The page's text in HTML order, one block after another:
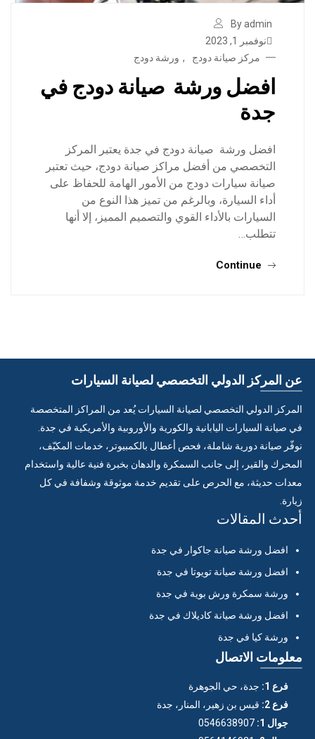
By admin
نوفمبر 1, 2023
مركز صيانة دودج
, ورشة دودج
افضل ورشة صيانة دودج في
جدة
افضل ورشة صيانة دودج في جدة يعتبر المركز
التخصصي من أفضل مراكز صيانة دودج، حيث تعتبر
صيانة سيارات دودج من الأمور الهامة للحفاظ على
أداء السيارة، وبالرغم من تميز هذا النوع من
السيارات بالأداء القوي والتصميم المميز، إلا أنها
تتطلب…
Continue
عن المركز الدولي التخصصي لصيانة السيارات
المركز الدولي التخصصي لصيانة السيارات يُعد من المراكز المتخصصة
في صيانة السيارات اليابانية والكورية والأوروبية والأمريكية في جدة.
نوفّر صيانة دورية شاملة، فحص أعطال بالكمبيوتر، خدمات المكيّف،
المحرك والقير، إلى جانب السمكرة والدهان بخبرة فنية عالية واستخدام
معدات حديثة، مع الحرص على تقديم خدمة موثوقة وشفافة في كل
زيارة.
أحدث المقالات
افضل ورشة صيانة جاكوار في جدة
افضل ورشة صيانة تويوتا في جدة
ورشة سمكرة ورش بوية في جدة
افضل ورشة صيانة كاديلاك في جدة
ورشة كيا في جدة
معلومات الاتصال
فرع 1:
جدة، حي الجوهرة
فرع 2:
قيس بن زهير، المنار، جدة
جوال 1:
0546638907